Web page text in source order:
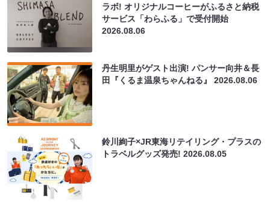
ラボ! オリジナルコーヒーがふるさと納税
サービス「わらふる」で受付開始
2026.08.06
丹生明里がゲスト出演! パンサー向井＆長
田『くるま温泉ちゃんねる』2026.08.06
鈴川絢子×JR東海リテイリング・プラスの
トラベルグッズ発売!2026.08.05